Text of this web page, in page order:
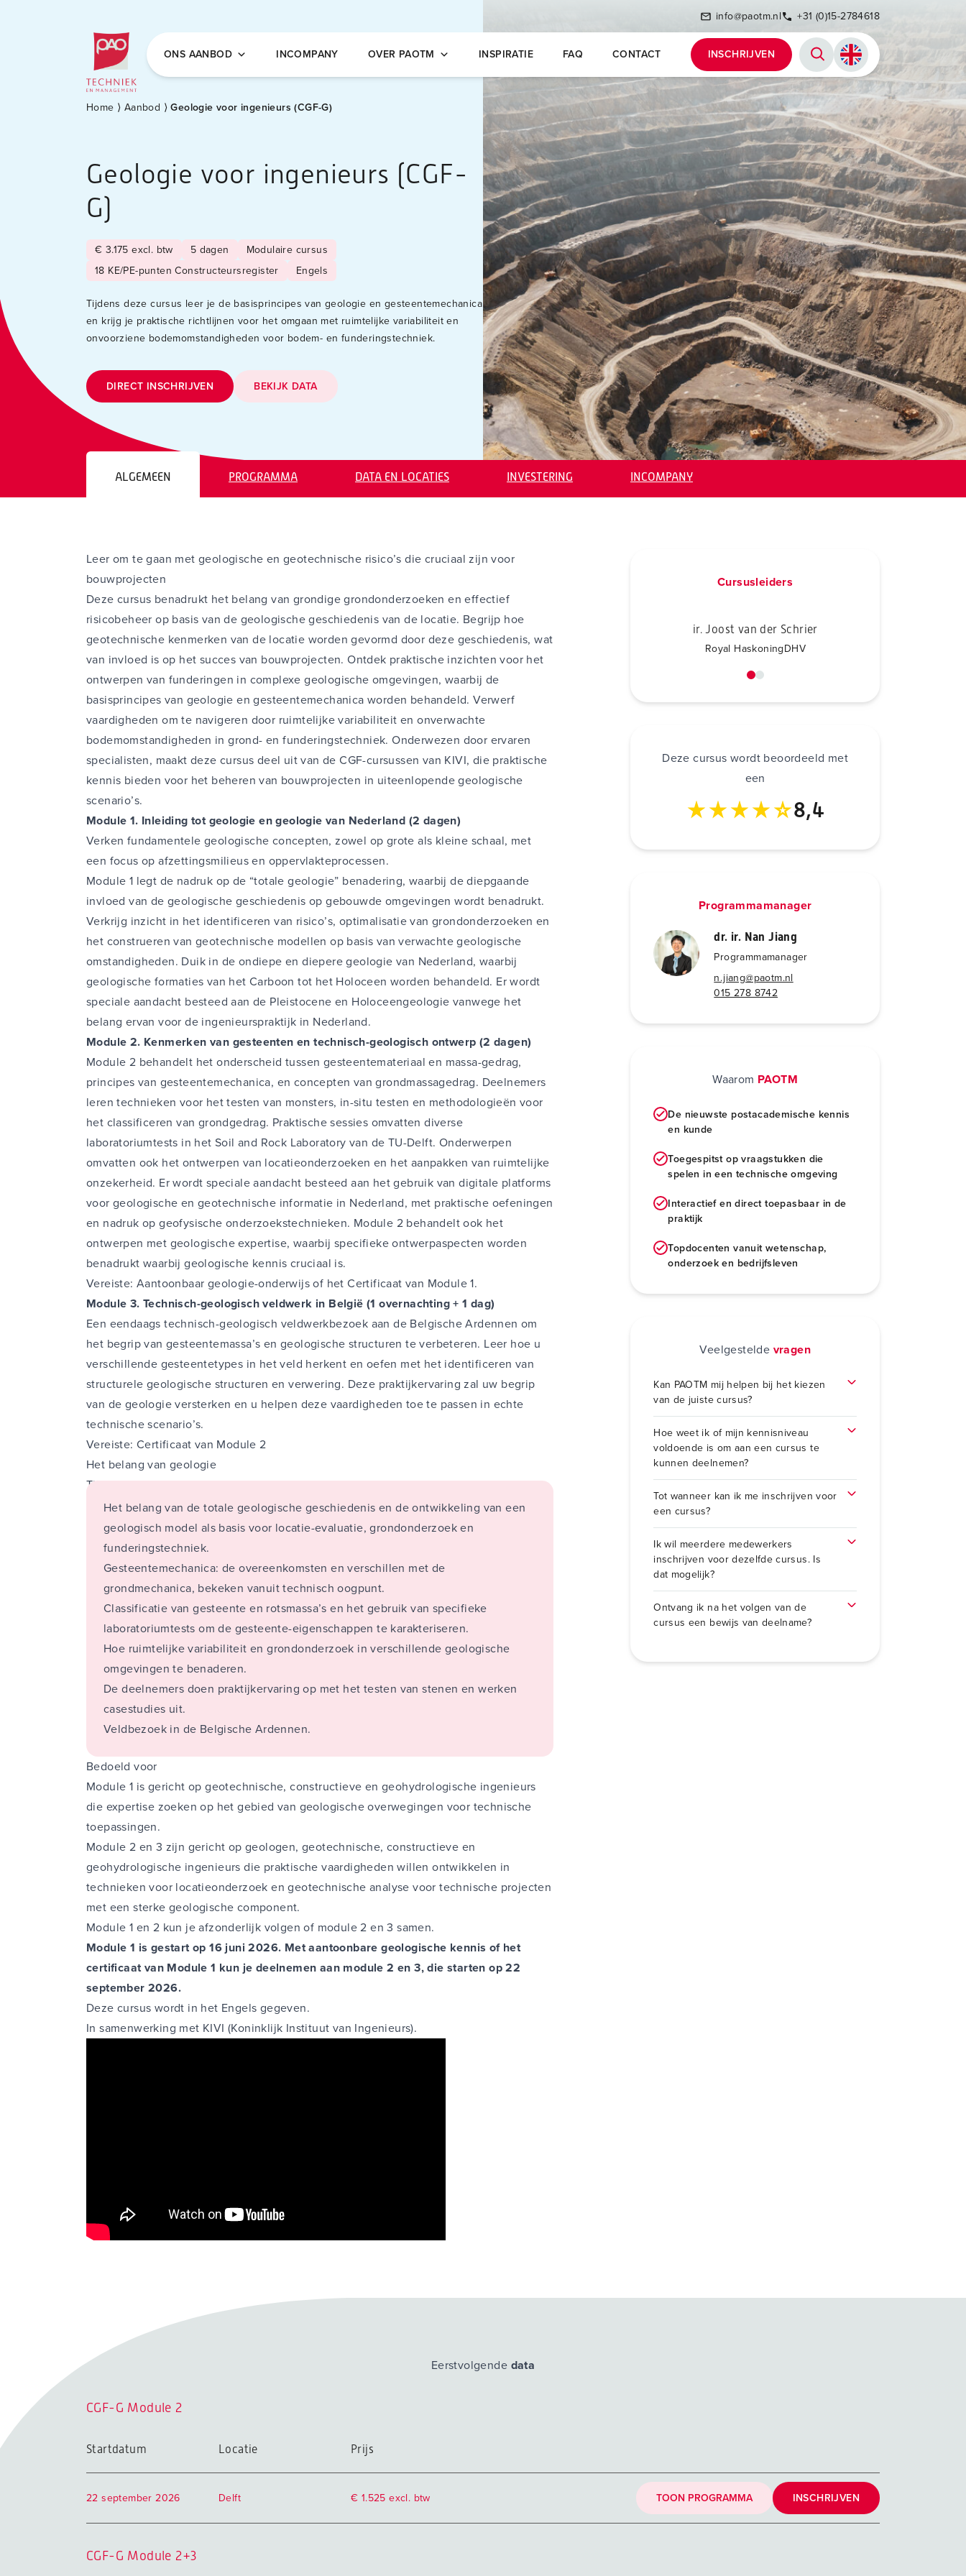
Postacademische cursussen, leergangen en opleidingen
info@paotm.nl +31 (0)15-2784618
ONS AANBOD INCOMPANY OVER PAOTM INSPIRATIE FAQ CONTACT INSCHRIJVEN
Home ⟩ Aanbod ⟩Geologie voor ingenieurs (CGF-G)
Geologie voor ingenieurs (CGF-
G)
€ 3.175 excl. btw 5 dagen
Modulaire cursus
18 KE/PE-punten Constructeursregister
Engels
Tijdens deze cursus leer je de basisprincipes van geologie en gesteentemechanica
en krijg je praktische richtlijnen voor het omgaan met ruimtelijke variabiliteit en
onvoorziene bodemomstandigheden voor bodem- en funderingstechniek.
DIRECT INSCHRIJVEN BEKIJK DATA
ALGEMEEN PROGRAMMA DATA EN LOCATIES INVESTERING INCOMPANY
Leer om te gaan met geologische en geotechnische risico’s die cruciaal zijn voor
bouwprojecten
Deze cursus benadrukt het belang van grondige grondonderzoeken en effectief
risicobeheer op basis van de geologische geschiedenis van de locatie. Begrijp hoe
geotechnische kenmerken van de locatie worden gevormd door deze geschiedenis, wat
van invloed is op het succes van bouwprojecten. Ontdek praktische inzichten voor het
ontwerpen van funderingen in complexe geologische omgevingen, waarbij de
basisprincipes van geologie en gesteentemechanica worden behandeld. Verwerf
vaardigheden om te navigeren door ruimtelijke variabiliteit en onverwachte
bodemomstandigheden in grond- en funderingstechniek. Onderwezen door ervaren
specialisten, maakt deze cursus deel uit van de CGF-cursussen van KIVI, die praktische
kennis bieden voor het beheren van bouwprojecten in uiteenlopende geologische
scenario’s.
Module 1. Inleiding tot geologie en geologie van Nederland (2 dagen)
Verken fundamentele geologische concepten, zowel op grote als kleine schaal, met
een focus op afzettingsmilieus en oppervlakteprocessen.
Module 1 legt de nadruk op de “totale geologie” benadering, waarbij de diepgaande
invloed van de geologische geschiedenis op gebouwde omgevingen wordt benadrukt.
Verkrijg inzicht in het identificeren van risico’s, optimalisatie van grondonderzoeken en
het construeren van geotechnische modellen op basis van verwachte geologische
omstandigheden. Duik in de ondiepe en diepere geologie van Nederland, waarbij
geologische formaties van het Carboon tot het Holoceen worden behandeld. Er wordt
speciale aandacht besteed aan de Pleistocene en Holoceengeologie vanwege het
belang ervan voor de ingenieurspraktijk in Nederland.
Module 2. Kenmerken van gesteenten en technisch-geologisch ontwerp (2 dagen)
Module 2 behandelt het onderscheid tussen gesteentemateriaal en massa-gedrag,
principes van gesteentemechanica, en concepten van grondmassagedrag. Deelnemers
leren technieken voor het testen van monsters, in-situ testen en methodologieën voor
het classificeren van grondgedrag. Praktische sessies omvatten diverse
laboratoriumtests in het Soil and Rock Laboratory van de TU-Delft. Onderwerpen
omvatten ook het ontwerpen van locatieonderzoeken en het aanpakken van ruimtelijke
onzekerheid. Er wordt speciale aandacht besteed aan het gebruik van digitale platforms
voor geologische en geotechnische informatie in Nederland, met praktische oefeningen
en nadruk op geofysische onderzoekstechnieken. Module 2 behandelt ook het
ontwerpen met geologische expertise, waarbij specifieke ontwerpaspecten worden
benadrukt waarbij geologische kennis cruciaal is.
Vereiste: Aantoonbaar geologie-onderwijs of het Certificaat van Module 1.
Module 3. Technisch-geologisch veldwerk in België (1 overnachting + 1 dag)
Een eendaags technisch-geologisch veldwerkbezoek aan de Belgische Ardennen om
het begrip van gesteentemassa’s en geologische structuren te verbeteren. Leer hoe u
verschillende gesteentetypes in het veld herkent en oefen met het identificeren van
structurele geologische structuren en verwering. Deze praktijkervaring zal uw begrip
van de geologie versterken en u helpen deze vaardigheden toe te passen in echte
technische scenario’s.
Vereiste: Certificaat van Module 2
Het belang van geologie
Tijdens deze cursus komen de volgende onderwerpen aan bod:
Het belang van de totale geologische geschiedenis en de ontwikkeling van een
geologisch model als basis voor locatie-evaluatie, grondonderzoek en
funderingstechniek.
Gesteentemechanica: de overeenkomsten en verschillen met de
grondmechanica, bekeken vanuit technisch oogpunt.
Classificatie van gesteente en rotsmassa’s en het gebruik van specifieke
laboratoriumtests om de gesteente-eigenschappen te karakteriseren.
Hoe ruimtelijke variabiliteit en grondonderzoek in verschillende geologische
omgevingen te benaderen.
De deelnemers doen praktijkervaring op met het testen van stenen en werken
casestudies uit.
Veldbezoek in de Belgische Ardennen.
Bedoeld voor
Module 1 is gericht op geotechnische, constructieve en geohydrologische ingenieurs
die expertise zoeken op het gebied van geologische overwegingen voor technische
toepassingen.
Module 2 en 3 zijn gericht op geologen, geotechnische, constructieve en
geohydrologische ingenieurs die praktische vaardigheden willen ontwikkelen in
technieken voor locatieonderzoek en geotechnische analyse voor technische projecten
met een sterke geologische component.
Module 1 en 2 kun je afzonderlijk volgen of module 2 en 3 samen.
Module 1 is gestart op 16 juni 2026. Met aantoonbare geologische kennis of het
certificaat van Module 1 kun je deelnemen aan module 2 en 3, die starten op 22
september 2026.
Deze cursus wordt in het Engels gegeven.
In samenwerking met KIVI (Koninklijk Instituut van Ingenieurs).
Cursusleiders
ir. Joost van der Schrier
Royal HaskoningDHV
dr. ir. Siefko Slob
Cohere Consultants
ir. Joost van der Schrier
Royal HaskoningDHV
Deze cursus wordt beoordeeld met
een
8,4
Programmamanager
dr. ir. Nan Jiang
Programmamanager
n.jiang@paotm.nl
015 278 8742
Waarom PAOTM
De nieuwste postacademische kennis
en kunde
Toegespitst op vraagstukken die
spelen in een technische omgeving
Interactief en direct toepasbaar in de
praktijk
Topdocenten vanuit wetenschap,
onderzoek en bedrijfsleven
Veelgestelde vragen
Kan PAOTM mij helpen bij het kiezen
van de juiste cursus?
Hoe weet ik of mijn kennisniveau
voldoende is om aan een cursus te
kunnen deelnemen?
Tot wanneer kan ik me inschrijven voor
een cursus?
Ik wil meerdere medewerkers
inschrijven voor dezelfde cursus. Is
dat mogelijk?
Ontvang ik na het volgen van de
cursus een bewijs van deelname?
Eerstvolgende data
CGF-G Module 2
Startdatum Locatie Prijs
22 september 2026 Delft € 1.525 excl. btw TOON PROGRAMMA INSCHRIJVEN
CGF-G Module 2+3